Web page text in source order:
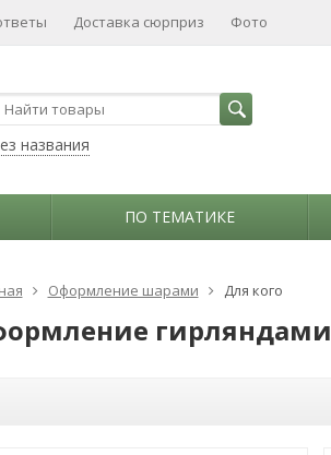
Доставка сюрприз Фото
названия
ПО ТЕМАТИКЕ
Оформление шарами Для кого
гирляндами